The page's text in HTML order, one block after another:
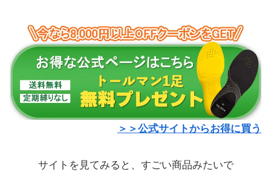
＞＞公式サイトからお得に買う
サイトを見てみると、すごい商品みたいで